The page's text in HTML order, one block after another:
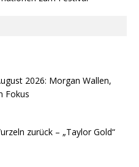
2026: Morgan Wallen,
Fokus
zurück – „Taylor Gold“